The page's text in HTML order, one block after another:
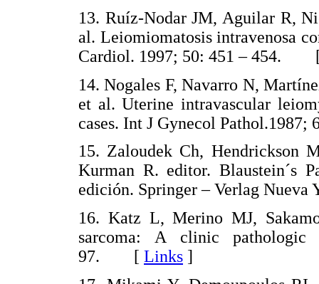
13. Ruíz-Nodar JM, Aguilar R,
al. Leiomiomatosis intravenosa
Cardiol. 1997; 50: 451 – 454.
14. Nogales F, Navarro N,
et al. Uterine intravascular
cases. Int J Gynecol
15. Zaloudek Ch, Hendrickson
Kurman R. editor. Blaustein´s
edición. Springer – Verlag
16. Katz L, Merino MJ,
sarcoma: A clinic
97. [ Links ]